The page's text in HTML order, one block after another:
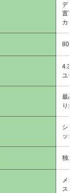
ディ
置可
カッ
4.3イ
ユー
最高
り扱
ショ
ッテ
独立
メカ
スロ